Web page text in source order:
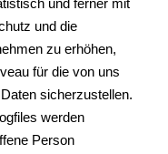
und ferner mit
und die
zu erhöhen,
für die von uns
sicherzustellen.
werden
Person